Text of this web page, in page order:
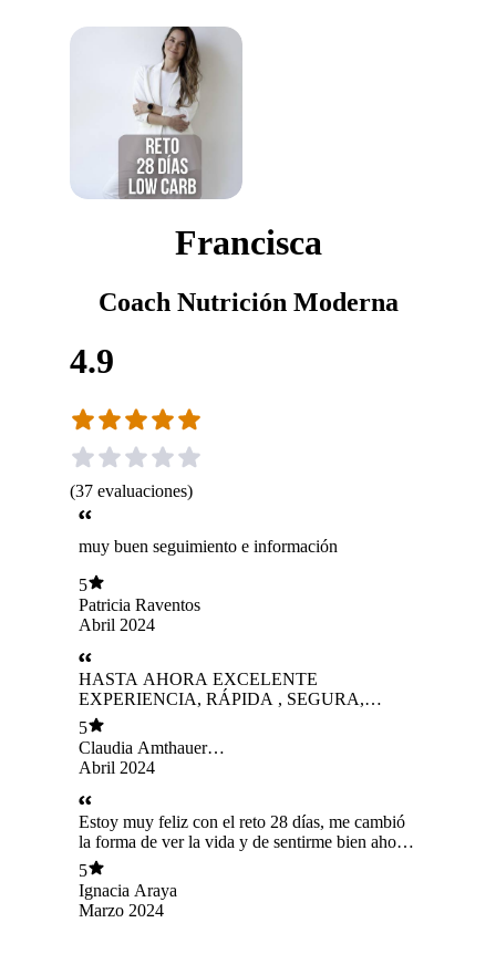
Francisca
Coach Nutrición Moderna
4.9
(37 evaluaciones)
muy buen seguimiento e información
5
Patricia Raventos
Abril 2024
HASTA AHORA EXCELENTE
EXPERIENCIA, RÁPIDA , SEGURA,
EXPEDITA
5
Claudia Amthauer
Mödinger
Abril 2024
Estoy muy feliz con el reto 28 días, me cambió
la forma de ver la vida y de sentirme bien ahora
es mi prioridad! Comer sano, el ayuno
intermitente y un montón de otras cosas que
aprendí ahora los llevaré siempre a mi vida
diaria para mantener este estilo de vida! Gracias
5
Ignacia Araya
Marzo 2024